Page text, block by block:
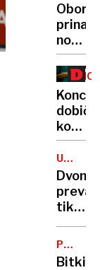
prinaša
nove
dimne
zavese
UTAJA
DAVKOV
tik
pred
PRED
Bitki